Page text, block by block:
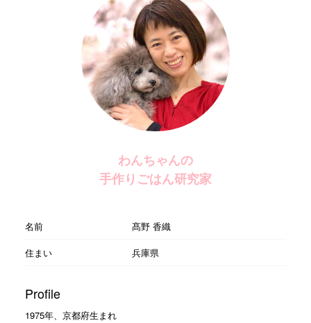
わんちゃんの
手作りごはん研究家
名前
髙野 香織
住まい
兵庫県
Profile
1975年、京都府生まれ